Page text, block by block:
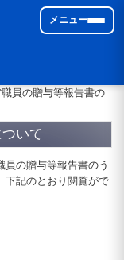
メニュー
員の贈与等報告書の
いて
の贈与等報告書のう
下記のとおり閲覧がで